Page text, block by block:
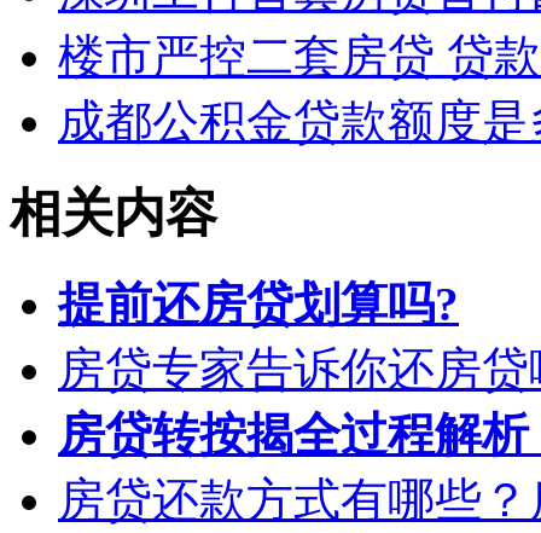
楼市严控二套房贷 贷
成都公积金贷款额度
相关内容
提前还房贷划算吗?
房贷专家告诉你还房
房贷转按揭全过程解
房贷还款方式有哪些